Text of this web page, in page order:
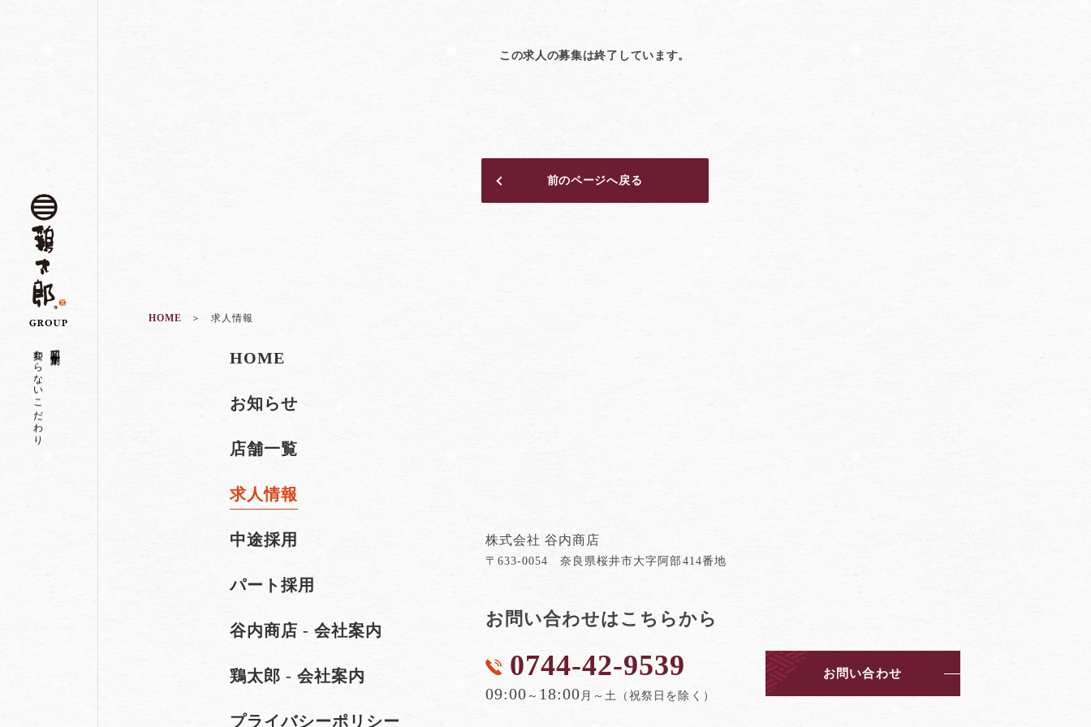
変わらないこだわり
この求人の募集は終了しています。
前のページへ戻る
HOME 求人情報
HOME
お知らせ
店舗一覧
求人情報
中途採用
パート採用
谷内商店 - 会社案内
鶏太郎 - 会社案内
プライバシーポリシー
株式会社 谷内商店
〒633-0054 奈良県桜井市大字阿部414番地
お問い合わせはこちらから
0744-42-9539
09:00 ～ 18:00 月～土（祝祭日を除く）
お問い合わせ